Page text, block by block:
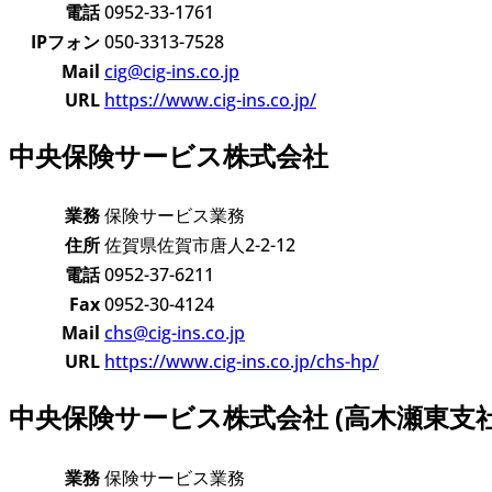
電話0952-33-1761
IPフォン050-3313-7528
Mail cig@cig-ins.co.jp
URL https://www.cig-ins.co.jp/
中央保険サービス株式会社
業務保険サービス業務
住所佐賀県佐賀市唐人2-2-12
電話0952-37-6211
Fax0952-30-4124
Mail chs@cig-ins.co.jp
URL https://www.cig-ins.co.jp/chs-hp/
中央保険サービス株式会社 (高木瀬東支
業務保険サービス業務